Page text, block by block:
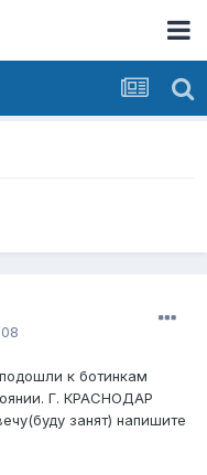
к ботинкам
Г. КРАСНОДАР
занят) напишите